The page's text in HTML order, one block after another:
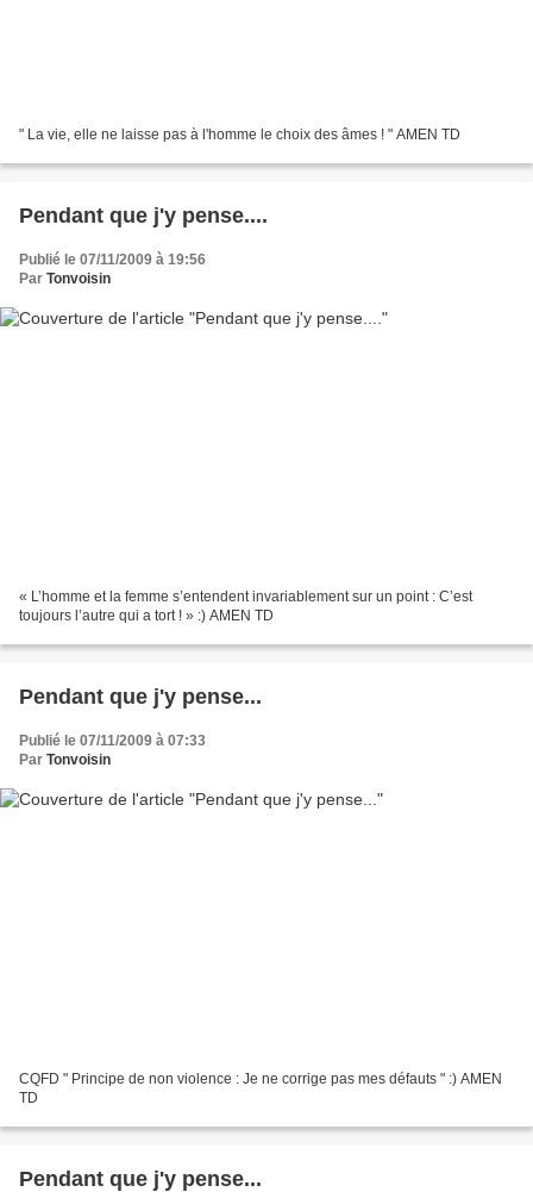
" La vie, elle ne laisse pas à l'homme le choix des âmes ! " AMEN TD
Pendant que j'y pense....
Publié le 07/11/2009 à 19:56
Par Tonvoisin
« L’homme et la femme s’entendent invariablement sur un point : C’est
toujours l’autre qui a tort ! » :) AMEN TD
Pendant que j'y pense...
Publié le 07/11/2009 à 07:33
Par Tonvoisin
CQFD " Principe de non violence : Je ne corrige pas mes défauts " :) AMEN
TD
Pendant que j'y pense...